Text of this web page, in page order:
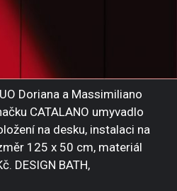
Doriana a Massimiliano
CATALANO umyvadlo
na desku, instalaci na
125 x 50 cm, materiál
DESIGN BATH,